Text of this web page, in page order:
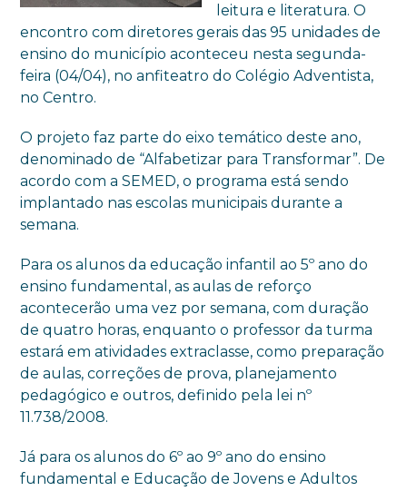
leitura e literatura. O
encontro com diretores gerais das 95 unidades de
ensino do município aconteceu nesta segunda-
feira (04/04), no anfiteatro do Colégio Adventista,
no Centro.
O projeto faz parte do eixo temático deste ano,
denominado de “Alfabetizar para Transformar”. De
acordo com a SEMED, o programa está sendo
implantado nas escolas municipais durante a
semana.
Para os alunos da educação infantil ao 5º ano do
ensino fundamental, as aulas de reforço
acontecerão uma vez por semana, com duração
de quatro horas, enquanto o professor da turma
estará em atividades extraclasse, como preparação
de aulas, correções de prova, planejamento
pedagógico e outros, definido pela lei nº
11.738/2008.
Já para os alunos do 6º ao 9º ano do ensino
fundamental e Educação de Jovens e Adultos